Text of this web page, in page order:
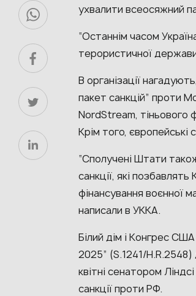
ухвалити всеосяжний
“Останнім часом
терористичної
В організації
пакет санкцій” проти
NordStream, тіньового
Крім того, європейські
“Сполучені Штати
санкції, які
фінансування воєнної
написали в УККА.
Білий дім і Конгрес
2025” (S.1241/H.R.2548)
квітні сенатором
санкції проти РФ.